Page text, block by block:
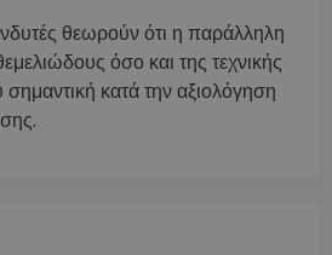
θεωρούν ότι η παράλληλη
όσο και της τεχνικής
κατά την αξιολόγηση